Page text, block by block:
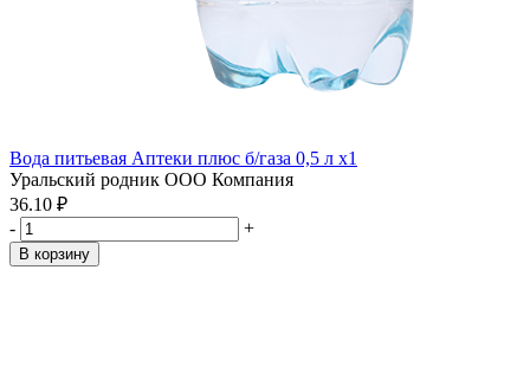
Вода питьевая Аптеки плюс б/газа 0,5 л x1
Уральский родник ООО Компания
36.10 ₽
-
+
В корзину